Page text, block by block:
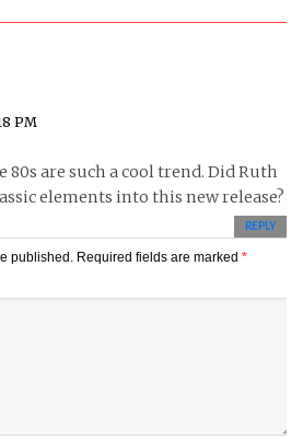
PM
80s are such a cool trend. Did Ruth
elements into this new release?
REPLY
published. Required fields are marked *